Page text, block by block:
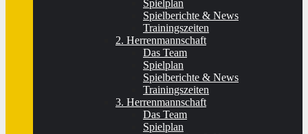
Spielplan
Spielberichte & News
Trainingszeiten
2. Herrenmannschaft
Das Team
Spielplan
Spielberichte & News
Trainingszeiten
3. Herrenmannschaft
Das Team
Spielplan